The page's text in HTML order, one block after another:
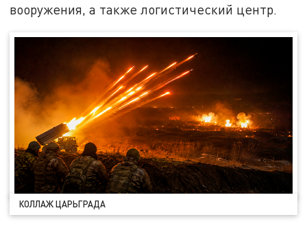
вооружения, а также логистический центр.
КОЛЛАЖ ЦАРЬГРАДА